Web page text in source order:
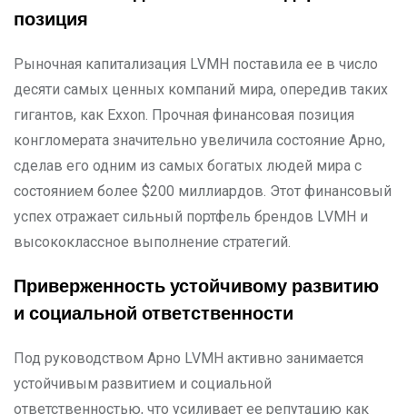
позиция
Рыночная капитализация LVMH поставила ее в число
десяти самых ценных компаний мира, опередив таких
гигантов, как Exxon. Прочная финансовая позиция
конгломерата значительно увеличила состояние Арно,
сделав его одним из самых богатых людей мира с
состоянием более $200 миллиардов. Этот финансовый
успех отражает сильный портфель брендов LVMH и
высококлассное выполнение стратегий.
Приверженность устойчивому развитию
и социальной ответственности
Под руководством Арно LVMH активно занимается
устойчивым развитием и социальной
ответственностью, что усиливает ее репутацию как